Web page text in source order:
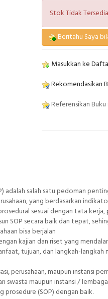
Stok Tidak Tersedia
Beritahu Saya
Masukkan ke
Rekomendasikan
Referensikan Buku
adalah salah satu pedoman
yang berdasarkan
sesuai dengan tata
SOP secara baik dan tepat,
bisa berjalan
kajian dan riset yang
tujuan, dan langkah-
perusahaan, maupun instansi
swasta maupun instansi /
(SOP) dengan baik.